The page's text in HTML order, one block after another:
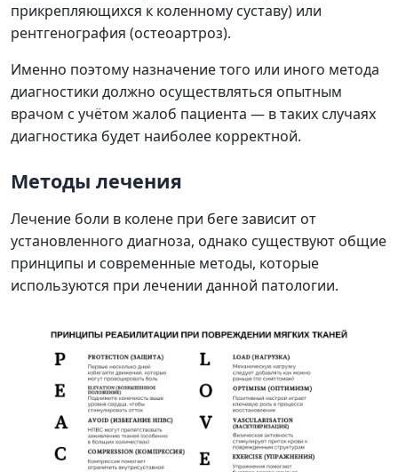
прикрепляющихся к коленному суставу) или
рентгенография (остеоартроз).
Именно поэтому назначение того или иного метода
диагностики должно осуществляться опытным
врачом с учётом жалоб пациента — в таких случаях
диагностика будет наиболее корректной.
Методы лечения
Лечение боли в колене при беге зависит от
установленного диагноза, однако существуют общие
принципы и современные методы, которые
используются при лечении данной патологии.